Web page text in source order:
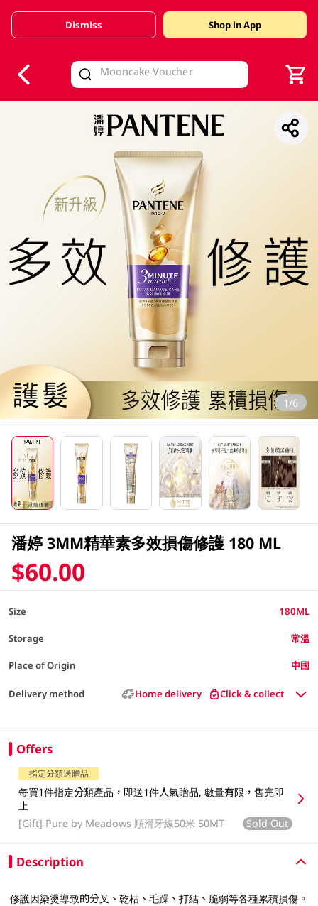
Valid Until 30 June 2026
Dismiss Shop in App
1/6
潘婷 3MM精華素多效損傷修護 180 ML
$60.00
Size 180ML
Storage 常溫
Place of Origin 中國
Delivery method Home delivery Click & collect
Offers
指定分類送贈品
每買1件指定分類產品，即送1件人氣贈品, 數量有限，售完即
止
[Gift]Pure by Meadows 順滑牙線50米 50MT Sold Out
Description
修護因染燙導致的分叉、乾枯、毛躁、打結、脆弱等各種累積損傷。